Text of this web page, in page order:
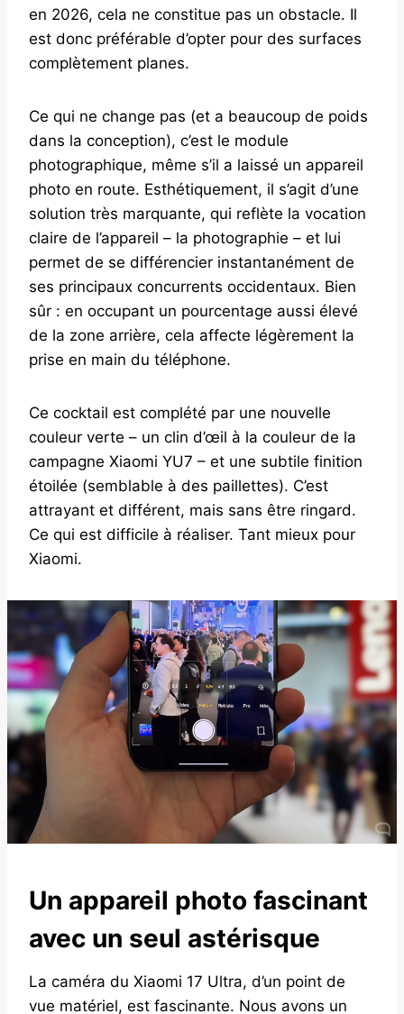
en 2026, cela ne constitue pas un obstacle. Il
est donc préférable d’opter pour des surfaces
complètement planes.
Ce qui ne change pas (et a beaucoup de poids
dans la conception), c’est le module
photographique, même s’il a laissé un appareil
photo en route. Esthétiquement, il s’agit d’une
solution très marquante, qui reflète la vocation
claire de l’appareil – la photographie – et lui
permet de se différencier instantanément de
ses principaux concurrents occidentaux. Bien
sûr : en occupant un pourcentage aussi élevé
de la zone arrière, cela affecte légèrement la
prise en main du téléphone.
Ce cocktail est complété par une nouvelle
couleur verte – un clin d’œil à la couleur de la
campagne Xiaomi YU7 – et une subtile finition
étoilée (semblable à des paillettes). C’est
attrayant et différent, mais sans être ringard.
Ce qui est difficile à réaliser. Tant mieux pour
Xiaomi.
Un appareil photo fascinant
avec un seul astérisque
La caméra du Xiaomi 17 Ultra, d’un point de
vue matériel, est fascinante. Nous avons un